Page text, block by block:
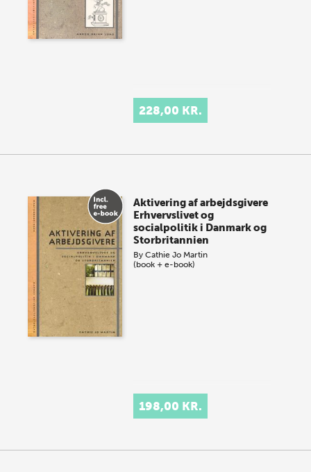
228,00 KR.
Aktivering af arbejdsgivere
Erhvervslivet og
socialpolitik i Danmark og
Storbritannien
ByCathie Jo Martin
(book + e-book)
198,00 KR.